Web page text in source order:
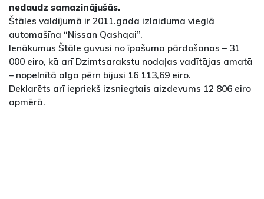
nedaudz samazinājušās.
Štāles valdījumā ir 2011.gada izlaiduma vieglā
automašīna “Nissan Qashqai”.
Ienākumus Štāle guvusi no īpašuma pārdošanas – 31
000 eiro, kā arī Dzimtsarakstu nodaļas vadītājas amatā
– nopelnītā alga pērn bijusi 16 113,69 eiro.
Deklarēts arī iepriekš izsniegtais aizdevums 12 806 eiro
apmērā.